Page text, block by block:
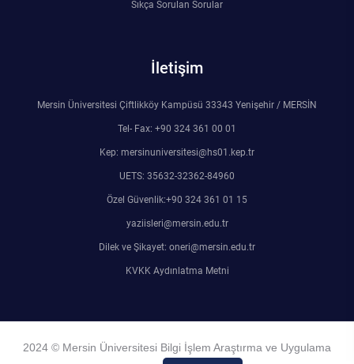
Sıkça Sorulan Sorular
İletişim
Mersin Üniversitesi Çiftlikköy Kampüsü 33343 Yenişehir / MERSİN
Tel- Fax: +90 324 361 00 01
Kep: mersinuniversitesi@hs01.kep.tr
UETS: 35632-32362-84960
Özel Güvenlik:+90 324 361 01 15
yaziisleri@mersin.edu.tr
Dilek ve Şikayet: oneri@mersin.edu.tr
KVKK Aydınlatma Metni
2024 © Mersin Üniversitesi Bilgi İşlem Araştırma ve Uygulama